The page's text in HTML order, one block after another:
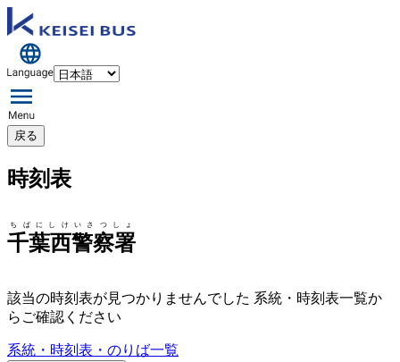
戻る
時刻表
千葉西警察署
ちばにしけいさつしょ
該当の時刻表が見つかりませんでした 系統・時刻表一覧か
らご確認ください
系統・時刻表・のりば一覧